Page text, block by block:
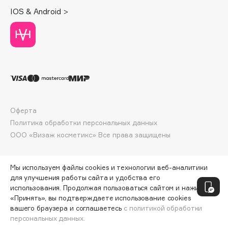
Deonica
Dessange
Dior
Dolomit
DP Daily Perfection
Dr. Vranjes Firenze
Dr.Althea
Dr.Jart+
DSD de Luxe
Dyson
ДОБАВИТЬ В КОРЗИНУ
IOS & Android >
ООО «Визаж косметикс» Все права защищены
Оферта
Политика обработки персональных данных
Мы используем файлы cookies и технологии веб-аналитики
для улучшения работы сайта и удобства его
использования. Продолжая пользоваться сайтом и нажимая
«Принять», вы подтверждаете использование cookies
вашего браузера и соглашаетесь с политикой обработки
персональных данных.